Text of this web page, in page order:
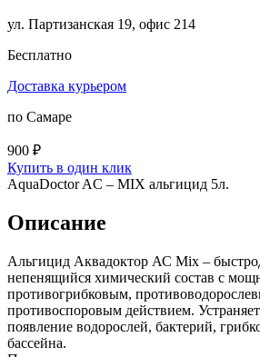
ул. Партизанская 19, офис 214
Бесплатно
Доставка курьером
по Самаре
900 ₽
Купить в один клик
AquaDoctor AC – MIX альгицид 5л.
Описание
Альгицид Аквадоктор АС Mix –
непенящийся химический состав с
противогрибковым,
противоспоровым действием.
появление водорослей, бактерий,
бассейна.